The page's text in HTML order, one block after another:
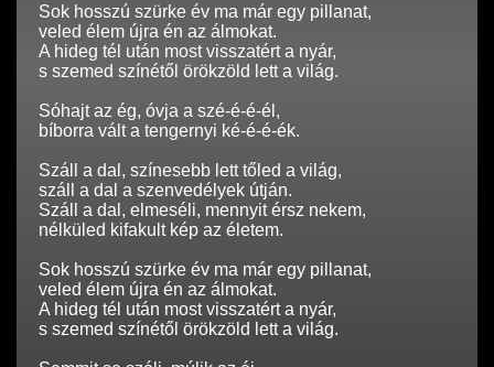
Sok hosszú szürke év ma már egy pillanat,
veled élem újra én az álmokat.
A hideg tél után most visszatért a nyár,
s szemed színétől örökzöld lett a világ.
Sóhajt az ég, óvja a szé-é-é-él,
bíborra vált a tengernyi ké-é-é-ék.
Száll a dal, színesebb lett tőled a világ,
száll a dal a szenvedélyek útján.
Száll a dal, elmeséli, mennyit érsz nekem,
nélküled kifakult kép az életem.
Sok hosszú szürke év ma már egy pillanat,
veled élem újra én az álmokat.
A hideg tél után most visszatért a nyár,
s szemed színétől örökzöld lett a világ.